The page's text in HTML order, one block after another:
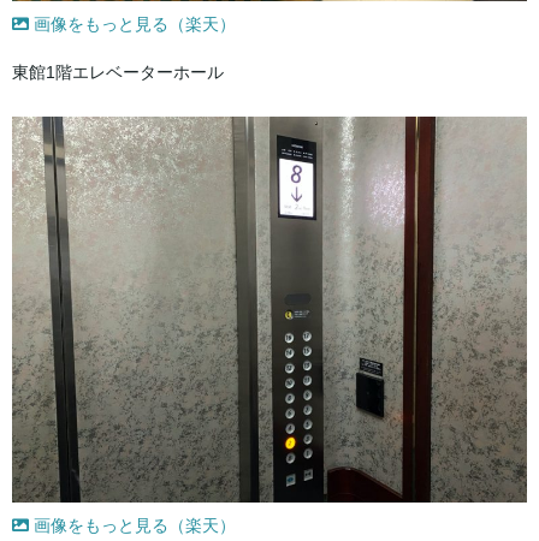
画像をもっと見る（楽天）
東館1階エレベーターホール
画像をもっと見る（楽天）